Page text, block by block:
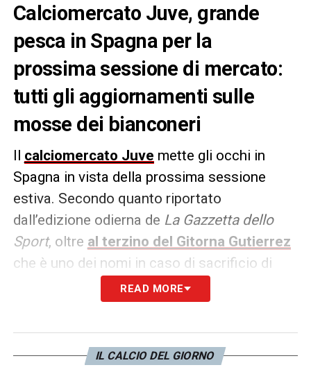
Calciomercato Juve, grande
pesca in Spagna per la
prossima sessione di mercato:
tutti gli aggiornamenti sulle
mosse dei bianconeri
Il calciomercato Juve mette gli occhi in
Spagna in vista della prossima sessione
estiva. Secondo quanto riportato
dall’edizione odierna de La Gazzetta dello
Sport, oltre al terzino del Gitorna Gutierrez
che è uno dei nomi in caso di sacrificio di
Cambiaso, i bianconeri starebbero
Mellae YeremayHernandez
Il club milita in seconda divisione spagnola
READ MORE
IL CALCIO DEL GIORNO